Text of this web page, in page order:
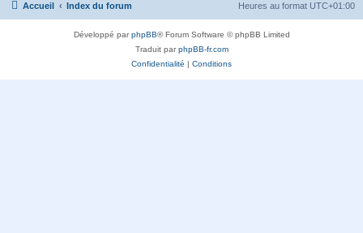
Accueil Index du forum Heures au format UTC+01:00
Développé parphpBB® Forum Software © phpBB Limited
Traduit parphpBB-fr.com
Confidentialité | Conditions